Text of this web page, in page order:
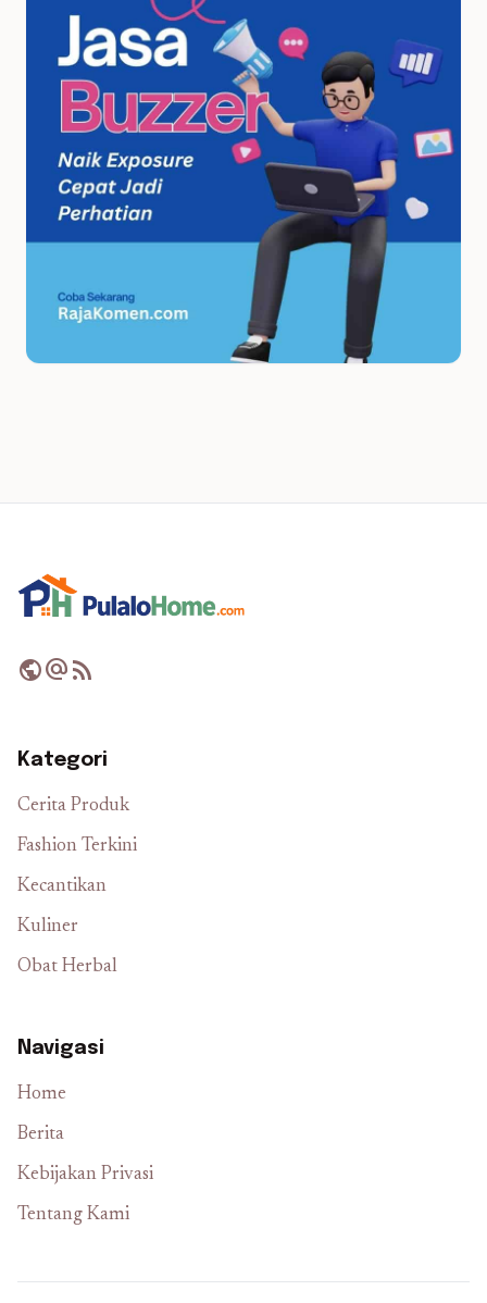
publicalternate_emailrss_feed
Kategori
Cerita Produk
Fashion Terkini
Kecantikan
Kuliner
Obat Herbal
Navigasi
Home
Berita
Kebijakan Privasi
Tentang Kami